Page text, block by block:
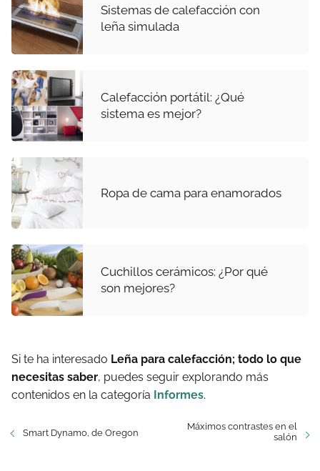
Sistemas de calefacción con
leña simulada
Calefacción portátil: ¿Qué
sistema es mejor?
Ropa de cama para enamorados
Cuchillos cerámicos: ¿Por qué
son mejores?
Si te ha interesado Leña para calefacción; todo lo que
necesitas saber, puedes seguir explorando más
contenidos en la categoría Informes.
Smart Dynamo, de Oregon
Máximos contrastes en el
salón